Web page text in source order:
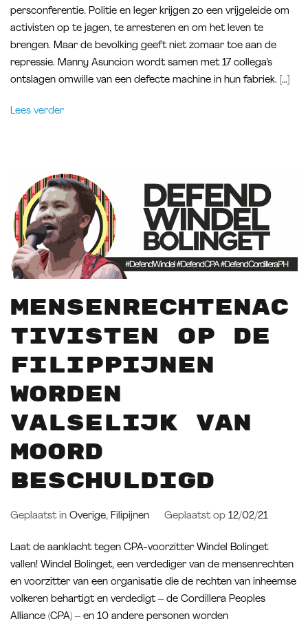
persconferentie. Politie en leger krijgen zo een vrijgeleide om
activisten op te jagen, te arresteren en om het leven te
brengen. Maar de bevolking geeft niet zomaar toe aan de
repressie. Manny Asuncion wordt samen met 17 collega’s
ontslagen omwille van een defecte machine in hun fabriek. […]
Lees verder
Mensenrechtenac
tivisten op de
Filippijnen
worden
valselijk van
moord
beschuldigd
Geplaatst in Overige, Filipijnen Geplaatst op 12/02/21
Laat de aanklacht tegen CPA-voorzitter Windel Bolinget
vallen! Windel Bolinget, een verdediger van de mensenrechten
en voorzitter van een organisatie die de rechten van inheemse
volkeren behartigt en verdedigt – de Cordillera Peoples
Alliance (CPA) – en 10 andere personen worden